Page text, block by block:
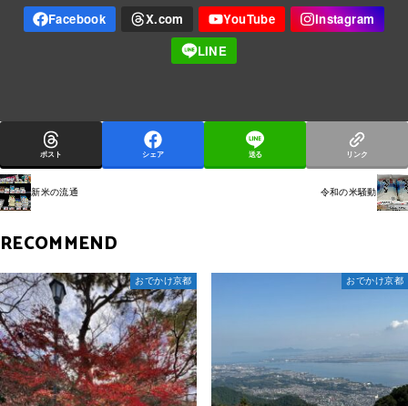
ポスト シェア 送る リンク
新米の流通 令和の米騒動
RECOMMEND
おでかけ京都 おでかけ京都